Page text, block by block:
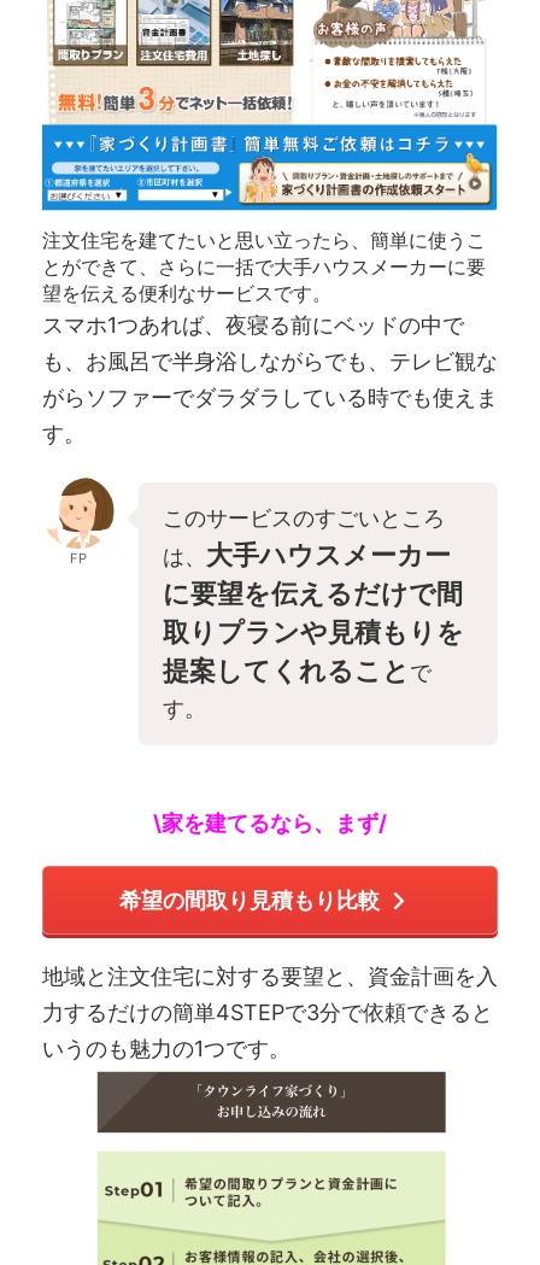
注文住宅を建てたいと思い立ったら、簡単に使うこ
とができて、さらに一括で大手ハウスメーカーに要
望を伝える便利なサービスです。
スマホ1つあれば、夜寝る前にベッドの中で
も、お風呂で半身浴しながらでも、テレビ観な
がらソファーでダラダラしている時でも使えま
す。
FP
このサービスのすごいところ
は、 大手ハウスメーカー
に要望を伝えるだけで間
取りプランや見積もりを
提案してくれること で
す。
\家を建てるなら、まず/
希望の間取り見積もり比較
地域と注文住宅に対する要望と、資金計画を入
力するだけの簡単4STEPで3分で依頼できると
いうのも魅力の1つです。